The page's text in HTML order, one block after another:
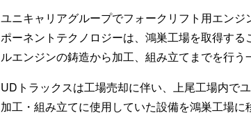
ユニキャリアグループでフォークリフト用エン
ポーネントテクノロジーは、鴻巣工場を取得す
ルエンジンの鋳造から加工、組み立てまでを行う
UDトラックスは工場売却に伴い、上尾工場内で
加工・組み立てに使用していた設備を鴻巣工場